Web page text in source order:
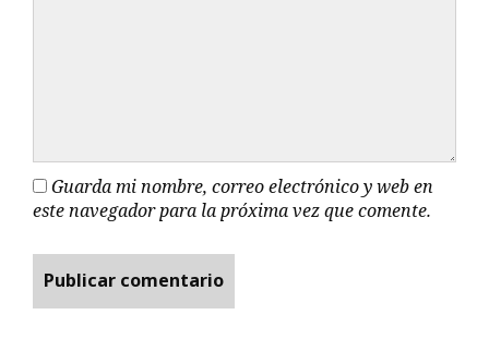
Guarda mi nombre, correo electrónico y web en
este navegador para la próxima vez que comente.